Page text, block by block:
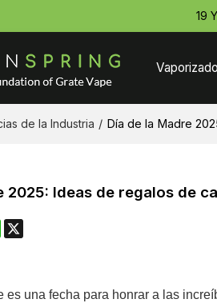
19
de la Industria / Día de la Madre
2025: Ideas de regalos de
WhatsApp
X
es una fecha para honrar a las